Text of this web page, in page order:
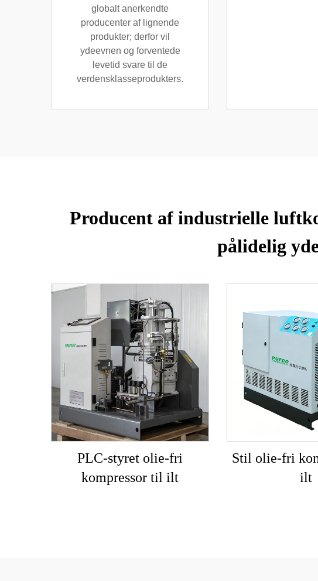
globalt anerkendte
producenter af lignende
produkter; derfor vil
ydeevnen og forventede
levetid svare til de
verdensklasseprodukters.
Producent af industrielle
pålidelig
PLC-styret olie-fri
kompressor til ilt
Stil olie-fri
ilt